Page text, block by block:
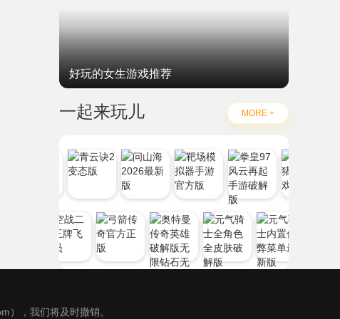
好玩的女生游戏推荐
一起来玩儿 MORE +
），我们将及时撤销。